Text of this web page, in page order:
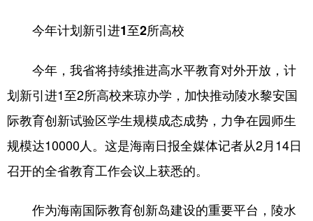
今年计划新引进1至2所高校
今年，我省将持续推进高水平教育对外开放，计
划新引进1至2所高校来琼办学，加快推动陵水黎安国
际教育创新试验区学生规模成态成势，力争在园师生
规模达10000人。这是海南日报全媒体记者从2月14日
召开的全省教育工作会议上获悉的。
作为海南国际教育创新岛建设的重要平台，陵水